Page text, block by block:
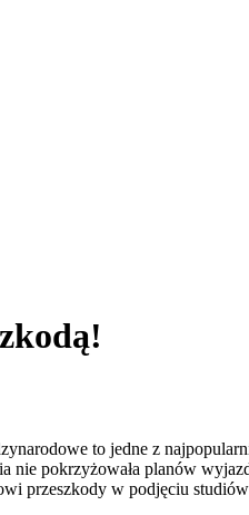
to jedne z
nie pokrzyżowała planów
przeszkody w podjęciu